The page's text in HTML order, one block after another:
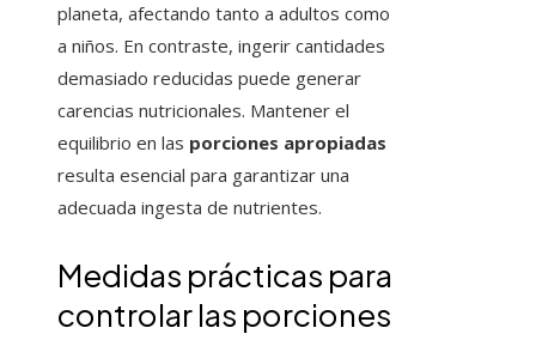
planeta, afectando tanto a adultos como
a niños. En contraste, ingerir cantidades
demasiado reducidas puede generar
carencias nutricionales. Mantener el
equilibrio en las porciones apropiadas
resulta esencial para garantizar una
adecuada ingesta de nutrientes.
Medidas prácticas para
controlar las porciones